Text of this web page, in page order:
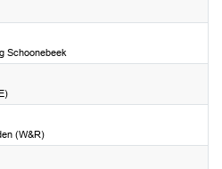
Schoonebeek
(W&R)